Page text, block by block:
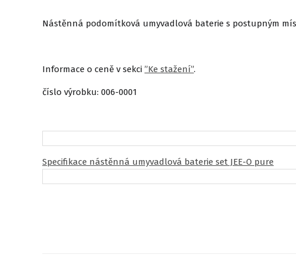
Nástěnná podomítková umyvadlová baterie s postupným
Informace o ceně v sekci ”Ke stažení”.
číslo výrobku: 006-0001
Specifikace nástěnná umyvadlová baterie set JEE-O pure